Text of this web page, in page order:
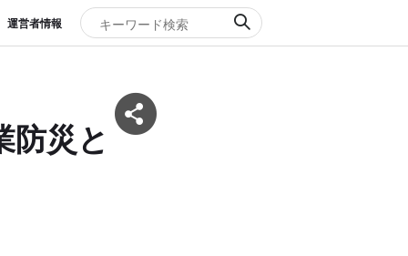
運営者情報
防災と